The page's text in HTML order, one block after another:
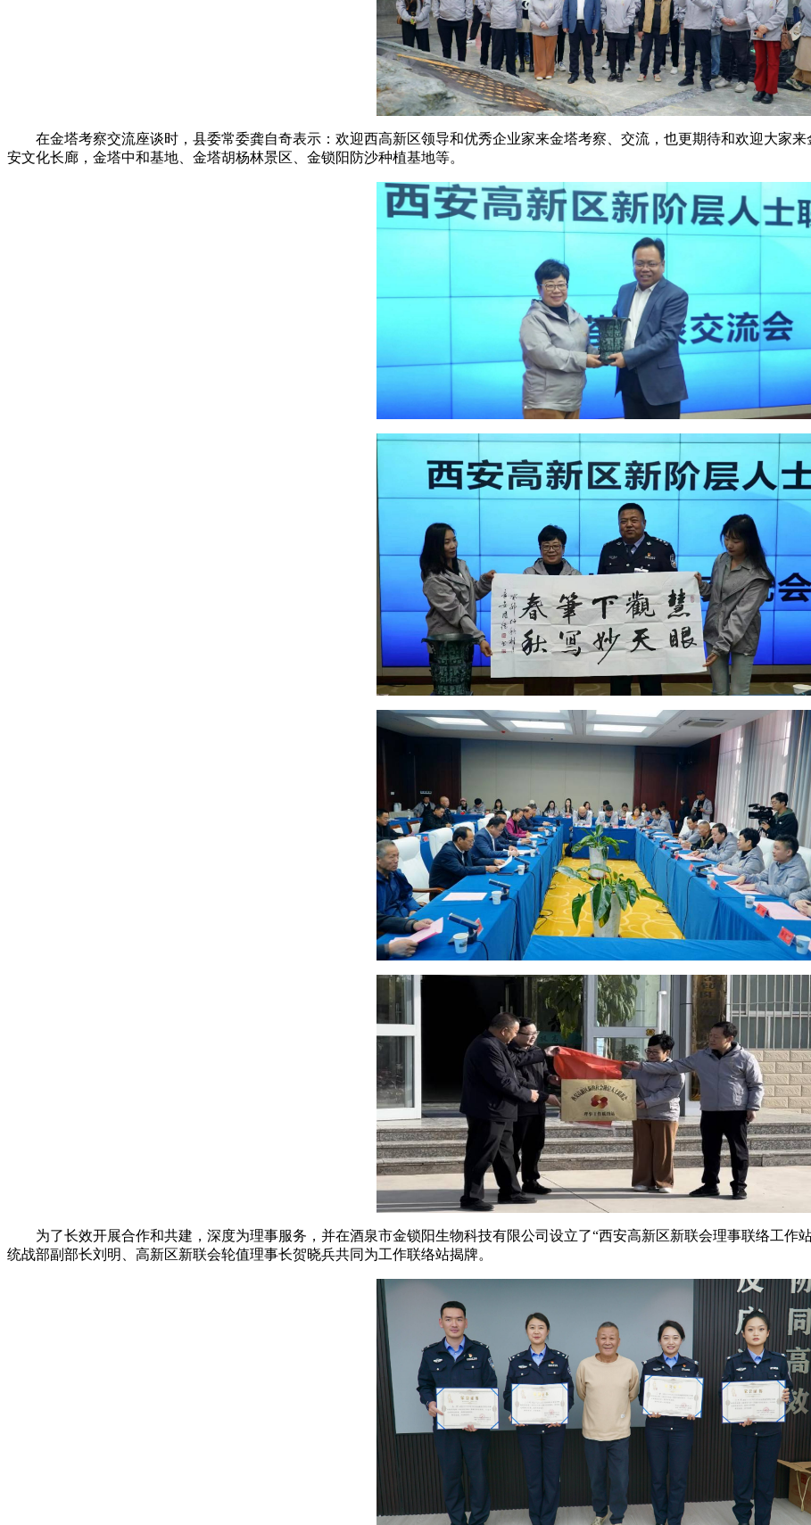
在金塔考察交流座谈时，县委常委龚自奇表示：欢迎西高新区领导和优秀企业家来金塔考察、交流，也更期待和欢迎大家
安文化长廊，金塔中和基地、金塔胡杨林景区、金锁阳防沙种植基地等。
为了长效开展合作和共建，深度为理事服务，并在酒泉市金锁阳生物科技有限公司设立了“西安高新区新联会理事联络工作
统战部副部长刘明、高新区新联会轮值理事长贺晓兵共同为工作联络站揭牌。